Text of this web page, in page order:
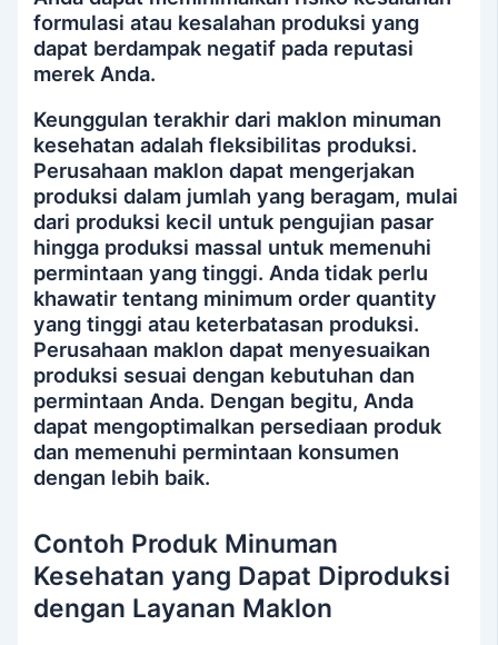
formulasi atau kesalahan produksi yang
dapat berdampak negatif pada reputasi
merek Anda.
Keunggulan terakhir dari maklon minuman
kesehatan adalah fleksibilitas produksi.
Perusahaan maklon dapat mengerjakan
produksi dalam jumlah yang beragam, mulai
dari produksi kecil untuk pengujian pasar
hingga produksi massal untuk memenuhi
permintaan yang tinggi. Anda tidak perlu
khawatir tentang minimum order quantity
yang tinggi atau keterbatasan produksi.
Perusahaan maklon dapat menyesuaikan
produksi sesuai dengan kebutuhan dan
permintaan Anda. Dengan begitu, Anda
dapat mengoptimalkan persediaan produk
dan memenuhi permintaan konsumen
dengan lebih baik.
Contoh Produk Minuman
Kesehatan yang Dapat Diproduksi
dengan Layanan Maklon